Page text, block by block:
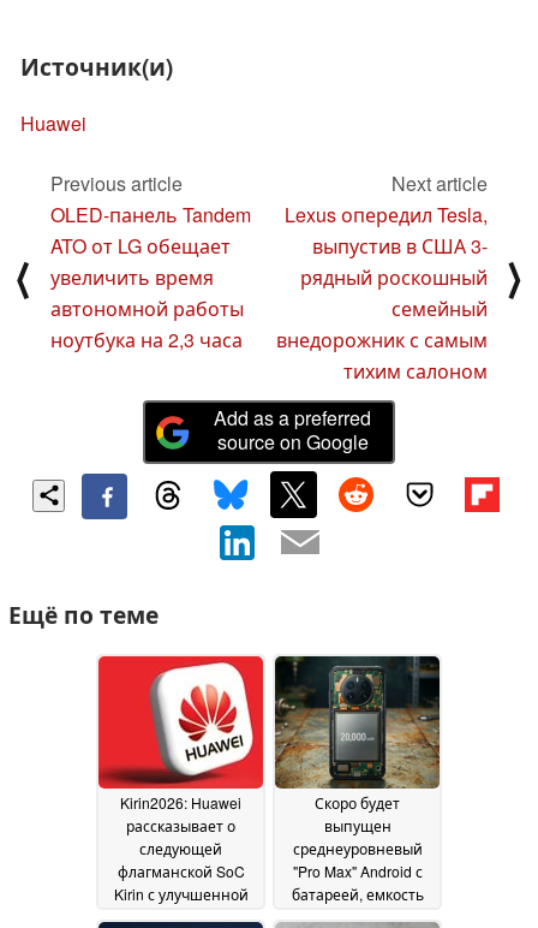
Источник(и)
Huawei
⟨
Previous article
OLED-панель Tandem
ATO от LG обещает
увеличить время
автономной работы
ноутбука на 2,3 часа
Next article
Lexus опередил Tesla,
выпустив в США 3-
рядный роскошный
семейный
внедорожник с самым
тихим салоном
⟩
Add as a preferred
source on Google
Ещё по теме
Kirin2026: Huawei
рассказывает о
следующей
флагманской SoC
Kirin с улучшенной
Скоро будет
выпущен
среднеуровневый
"Pro Max" Android с
батареей, емкость